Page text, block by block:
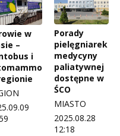
w
–
i
Porady
pielęgniarek
medycyny
paliatywnej
dostępne w
ŚCO
MIASTO
2025.08.28
12:18